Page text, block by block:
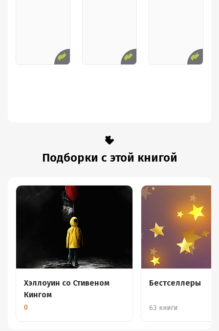
Подборки с этой книгой
Хэллоуин со Стивеном
Кингом
0
Бестселлеры
63 книги